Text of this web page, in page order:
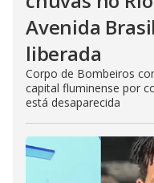
Avenida
liberada
Corpo de Bombeiros
capital fluminense por
está desaparecida